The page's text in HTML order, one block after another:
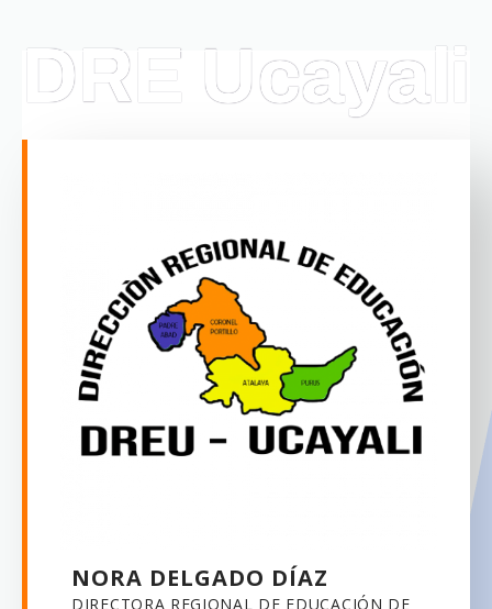
DRE Ucayali
NORA DELGADO DÍAZ
DIRECTORA REGIONAL DE EDUCACIÓN DE